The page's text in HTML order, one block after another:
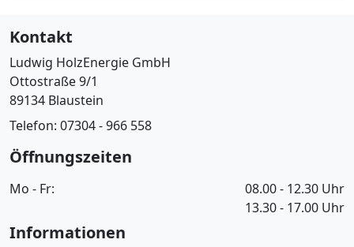
Kontakt
Ludwig HolzEnergie GmbH
Ottostraße 9/1
89134 Blaustein
Telefon: 07304 - 966 558
Öffnungszeiten
Mo - Fr:
08.00 - 12.30 Uhr
13.30 - 17.00 Uhr
Informationen